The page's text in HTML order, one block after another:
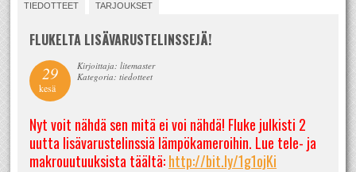
TIEDOTTEET TARJOUKSET
FLUKELTA LISÄVARUSTELINSSEJÄ!
29
kesä
Kirjoittaja: litemaster
Kategoria: tiedotteet
Nyt voit nähdä sen mitä ei voi nähdä! Fluke julkisti 2
uutta lisävarustelinssiä lämpökameroihin. Lue tele- ja
makrouutuuksista täältä:http://bit.ly/1g1ojKi